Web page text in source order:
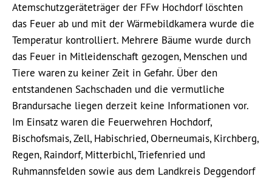
Atemschutzgeräteträger der FFw Hochdorf löschten
das Feuer ab und mit der Wärmebildkamera wurde die
Temperatur kontrolliert. Mehrere Bäume wurde durch
das Feuer in Mitleidenschaft gezogen, Menschen und
Tiere waren zu keiner Zeit in Gefahr. Über den
entstandenen Sachschaden und die vermutliche
Brandursache liegen derzeit keine Informationen vor.
Im Einsatz waren die Feuerwehren Hochdorf,
Bischofsmais, Zell, Habischried, Oberneumais, Kirchberg,
Regen, Raindorf, Mitterbichl, Triefenried und
Ruhmannsfelden sowie aus dem Landkreis Deggendorf